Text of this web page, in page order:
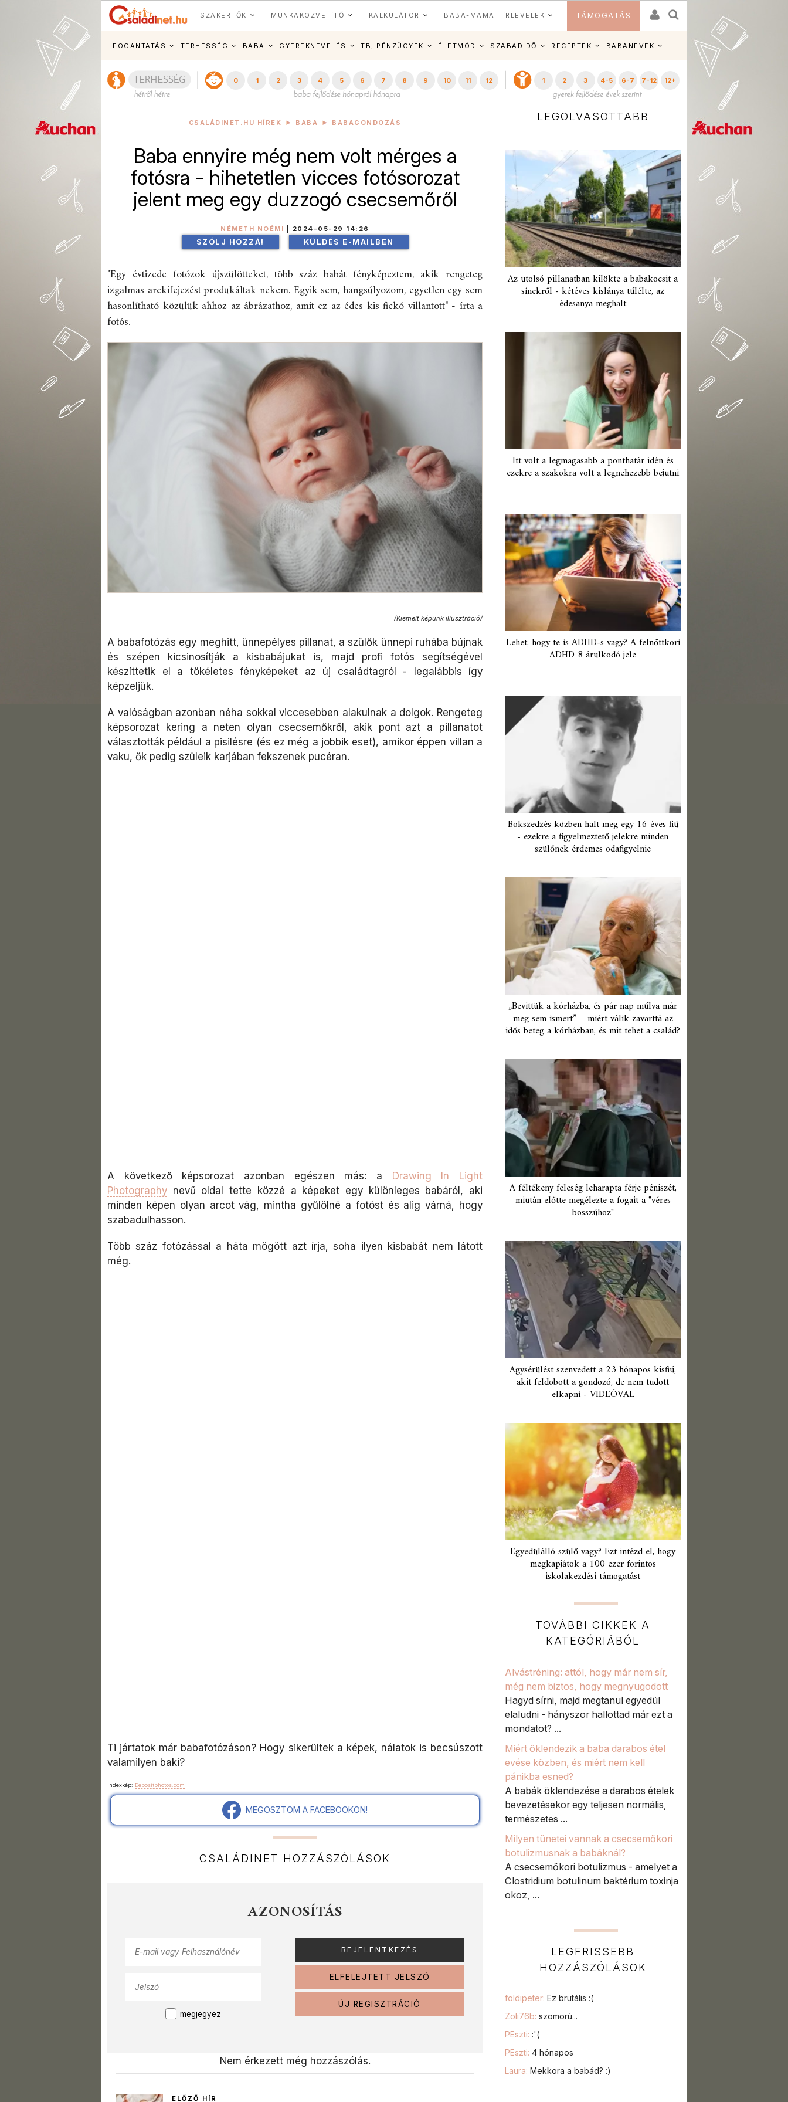
SZAKÉRTŐK MUNKAKÖZVETÍTŐ KALKULÁTOR BABA-MAMA HÍRLEVELEK TÁMOGATÁS
FOGANTATÁS TERHESSÉG BABA GYEREKNEVELÉS TB, PÉNZÜGYEK ÉLETMÓD SZABADIDŐ RECEPTEK BABANEVEK
0 1 2 3 4 5 6 7 8 9 10 11 12 1 2 3 4-5 6-7 7-12 12+
CSALÁDINET.HU HÍREK BABA BABAGONDOZÁS
Baba ennyire még nem volt mérges a
fotósra - hihetetlen vicces fotósorozat
jelent meg egy duzzogó csecsemőről
NÉMETH NOÉMI 2024-05-29 14:26
SZÓLJ HOZZÁ! KÜLDÉS E-MAILBEN
"Egy évtizede fotózok újszülötteket, több száz babát fényképeztem, akik rengeteg
izgalmas arckifejezést produkáltak nekem. Egyik sem, hangsúlyozom, egyetlen egy sem
hasonlítható közülük ahhoz az ábrázathoz, amit ez az édes kis fickó villantott" - írta a
fotós.
/Kiemelt képünk illusztráció/
A babafotózás egy meghitt, ünnepélyes pillanat, a szülők ünnepi ruhába bújnak
és szépen kicsinosítják a kisbabájukat is, majd profi fotós segítségével
készíttetik el a tökéletes fényképeket az új családtagról - legalábbis így
képzeljük.
A valóságban azonban néha sokkal viccesebben alakulnak a dolgok. Rengeteg
képsorozat kering a neten olyan csecsemőkről, akik pont azt a pillanatot
választották például a pisilésre (és ez még a jobbik eset), amikor éppen villan a
vaku, ők pedig szüleik karjában fekszenek pucéran.
A következő képsorozat azonban egészen más: a Drawing In Light
Photography nevű oldal tette közzé a képeket egy különleges babáról, aki
minden képen olyan arcot vág, mintha gyűlölné a fotóst és alig várná, hogy
szabadulhasson.
Több száz fotózással a háta mögött azt írja, soha ilyen kisbabát nem látott
még.
Ti jártatok már babafotózáson? Hogy sikerültek a képek, nálatok is becsúszott
valamilyen baki?
Indexkép: Depositphotos.com
MEGOSZTOM A FACEBOOKON!
CSALÁDINET HOZZÁSZÓLÁSOK
AZONOSÍTÁS
megjegyez
ELFELEJTETT JELSZÓ
ÚJ REGISZTRÁCIÓ
Nem érkezett még hozzászólás.
ELŐZŐ HÍR
LEGOLVASOTTABB
Az utolsó pillanatban kilökte a babakocsit a
sínekről - kétéves kislánya túlélte, az
édesanya meghalt
Itt volt a legmagasabb a ponthatár idén és
ezekre a szakokra volt a legnehezebb bejutni
Lehet, hogy te is ADHD-s vagy? A felnőttkori
ADHD 8 árulkodó jele
Bokszedzés közben halt meg egy 16 éves fiú
- ezekre a figyelmeztető jelekre minden
szülőnek érdemes odafigyelnie
„Bevittük a kórházba, és pár nap múlva már
meg sem ismert” – miért válik zavarttá az
idős beteg a kórházban, és mit tehet a család?
A féltékeny feleség leharapta férje péniszét,
miután előtte megélezte a fogait a "véres
bosszúhoz"
Agysérülést szenvedett a 23 hónapos kisfiú,
akit feldobott a gondozó, de nem tudott
elkapni - VIDEÓVAL
Egyedülálló szülő vagy? Ezt intézd el, hogy
megkapjátok a 100 ezer forintos
iskolakezdési támogatást
TOVÁBBI CIKKEK A
KATEGÓRIÁBÓL
Alvástréning: attól, hogy már nem sír,
még nem biztos, hogy megnyugodott
Hagyd sírni, majd megtanul egyedül
elaludni - hányszor hallottad már ezt a
mondatot? ...
Miért öklendezik a baba darabos étel
evése közben, és miért nem kell
pánikba esned?
A babák öklendezése a darabos ételek
bevezetésekor egy teljesen normális,
természetes ...
Milyen tünetei vannak a csecsemőkori
botulizmusnak a babáknál?
A csecsemőkori botulizmus - amelyet a
Clostridium botulinum baktérium toxinja
okoz, ...
LEGFRISSEBB
HOZZÁSZÓLÁSOK
foldipeter: Ez brutális :(
Zoli76b: szomorú...
PEszti: :'(
PEszti: 4 hónapos
Laura: Mekkora a babád? :)